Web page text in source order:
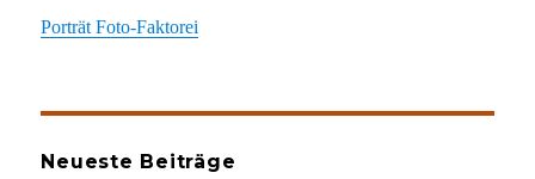
Porträt Foto-Faktorei
Neueste Beiträge